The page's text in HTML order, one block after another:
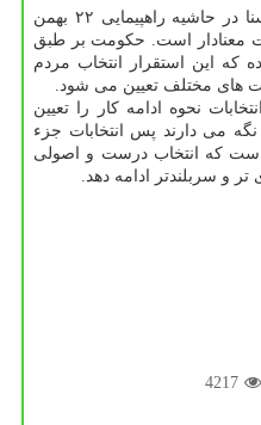
محمد اسلامی در گفت و گو با ایسنا در حاشیه راهپیمایی ۲۲ بهمن
معنادار است. حكومت بر طبق
كه این استقرار انتخاب مردم
های مختلف تعیین می شود.
نحوه ادامه كار را تعیین
نگه می دارند پس انتخابات جزء
كه انتخاب درست و اصولی
تر و سربلندتر ادامه دهد.
4217